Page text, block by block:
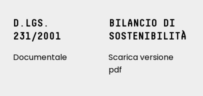
D.LGS.
231/2001
Documentale
BILANCIO DI
SOSTENIBILITÀ
Scarica versione
pdf